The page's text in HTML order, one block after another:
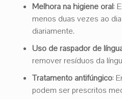
Melhora na higiene oral:
menos duas vezes ao
diariamente.
Uso de raspador de
remover resíduos da
Tratamento antifúngico:
podem ser prescritos